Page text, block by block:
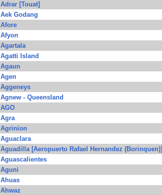
Adrar [Touat]
Aek Godang
Afore
Afyon
Agartala
Agatti Island
Agaun
Agen
Aggeneys
Agnew - Queensland
AGO
Agra
Agrinion
Aguaclara
Aguadilla [Aeropuerto Rafael Hernandez (Borinquen)]
Aguascalientes
Aguni
Ahuas
Ahwaz